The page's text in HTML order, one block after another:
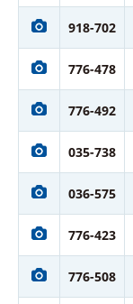
918-702
776-478
776-492
035-738
036-575
776-423
776-508